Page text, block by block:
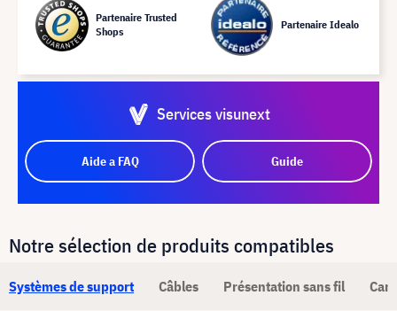
Partenaire Trusted
Shops
Partenaire Idealo
Services visunext
Aide a FAQ Guide
Notre sélection de produits compatibles
Systèmes de support Câbles Présentation sans fil